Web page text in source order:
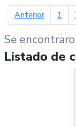
Anteriorpágina
1
Se
Listado de